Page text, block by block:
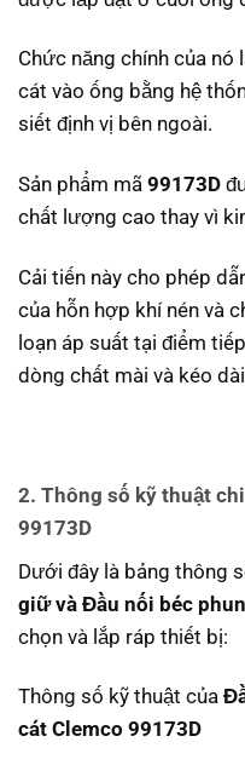
Chức năng chính của nó
cát vào ống bằng hệ
siết định vị bên ngoài.
Sản phẩm mã 99173D
chất lượng cao thay vì
Cải tiến này cho phép
của hỗn hợp khí nén và
loạn áp suất tại điểm
dòng chất mài và kéo
2. Thông số kỹ thuật
99173D
Dưới đây là bảng thông
giữ và Đầu nối béc
chọn và lắp ráp thiết bị:
Thông số kỹ thuật của
cát Clemco 99173D